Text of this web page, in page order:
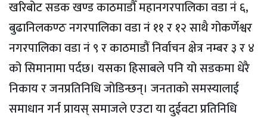
खरिबोट सडक खण्ड काठमाडौँ महानगरपालिका वडा नं ६,
बुढानिलकण्ठ नगरपालिका वडा नं ११ र १२ साथै गोकर्णेश्वर
नगरपालिका वडा नं ९ र काठमाडौं निर्वाचन क्षेत्र नम्बर ३ र ४
को सिमानामा पर्दछ। यसका हिसाबले पनि यो सडकमा धेरै
निकाय र जनप्रतिनिधि जोडिन्छन्। जनताको समस्यालाई
समाधान गर्न प्रायस् समाजले एउटा या दुईवटा प्रतिनिधि